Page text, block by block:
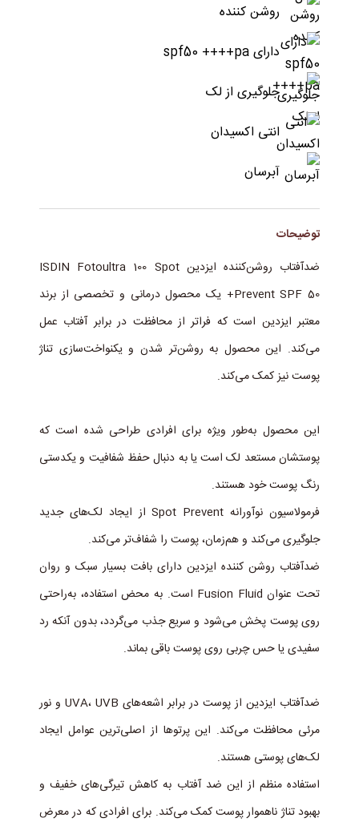
روشن کننده
دارای spf50 ++++pa
جلوگیری از لک
انتی اکسیدان
آبرسان
توضیحات
ضدآفتاب روشن‌کننده ایزدین ISDIN Fotoultra 100 Spot
Prevent SPF 50+ یک محصول درمانی و تخصصی از برند
معتبر ایزدین است که فراتر از محافظت در برابر آفتاب عمل
می‌کند. این محصول به روشن‌تر شدن و یکنواخت‌سازی تناژ
پوست نیز کمک می‌کند.
این محصول به‌طور ویژه برای افرادی طراحی شده است که
پوستشان مستعد لک است یا به دنبال حفظ شفافیت و یکدستی
رنگ پوست خود هستند.
فرمولاسیون نوآورانه Spot Prevent از ایجاد لک‌های جدید
جلوگیری می‌کند و هم‌زمان، پوست را شفاف‌تر می‌کند.
ضدآفتاب روشن کننده ایزدین دارای بافت بسیار سبک و روان
تحت عنوان Fusion Fluid است. به محض استفاده، به‌راحتی
روی پوست پخش می‌شود و سریع جذب می‌گردد، بدون آنکه رد
سفیدی یا حس چربی روی پوست باقی بماند.
ضدآفتاب ایزدین از پوست در برابر اشعه‌های UVA، UVB و نور
مرئی محافظت می‌کند. این پرتوها از اصلی‌ترین عوامل ایجاد
لک‌های پوستی هستند.
استفاده منظم از این ضد آفتاب به کاهش تیرگی‌های خفیف و
بهبود تناژ ناهموار پوست کمک می‌کند. برای افرادی که در معرض